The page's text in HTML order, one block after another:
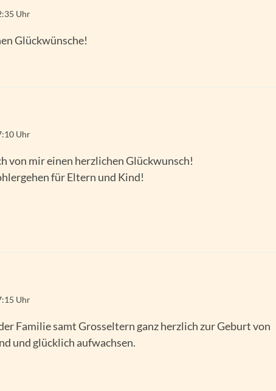
Uhr
Glückwünsche!
Uhr
von mir einen herzlichen Glückwunsch!
für Eltern und Kind!
Uhr
Familie samt Grosseltern ganz herzlich zur Geburt von
und glücklich aufwachsen.